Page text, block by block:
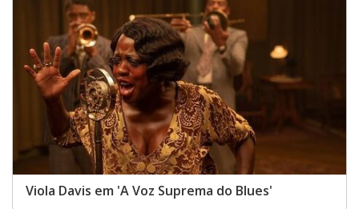
Viola Davis em 'A Voz Suprema do Blues'